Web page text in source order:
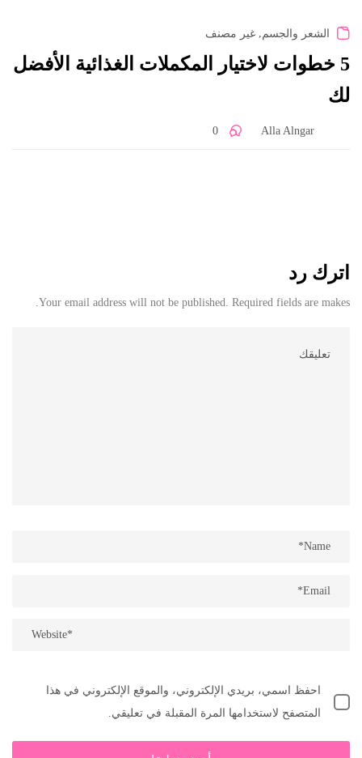
الشعر والجسم , غير مصنف
5 خطوات لاختيار المكملات الغذائية الأفضل
لك
Alla Alngar
0
اترك رد
Your email address will not be published. Required fields are makes.
احفظ اسمي، بريدي الإلكتروني، والموقع الإلكتروني في هذا
المتصفح لاستخدامها المرة المقبلة في تعليقي.